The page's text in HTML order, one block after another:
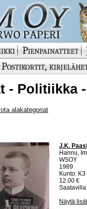
Pienpainatteet
Postikortit,
- Politiikka
alakategoriat
J.K.
Hannu,
WSOY
1989
Kunto:
12.00 €
Näytä